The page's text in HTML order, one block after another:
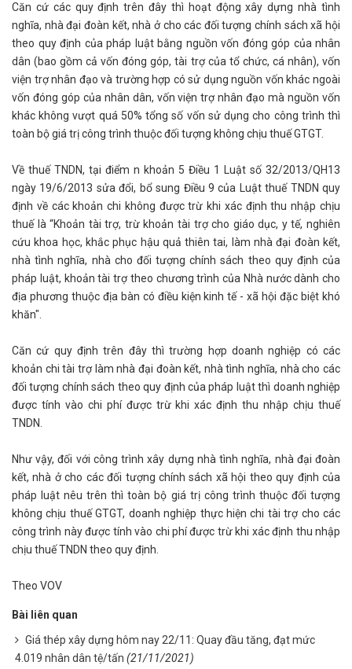
Căn cứ các quy định trên đây thì hoạt động xây dựng nhà tình
nghĩa, nhà đại đoàn kết, nhà ở cho các đối tượng chính sách xã hội
theo quy định của pháp luật bằng nguồn vốn đóng góp của nhân
dân (bao gồm cả vốn đóng góp, tài trợ của tổ chức, cá nhân), vốn
viện trợ nhân đạo và trường hợp có sử dụng nguồn vốn khác ngoài
vốn đóng góp của nhân dân, vốn viện trợ nhân đạo mà nguồn vốn
khác không vượt quá 50% tổng số vốn sử dụng cho công trình thì
toàn bộ giá trị công trình thuộc đối tượng không chịu thuế GTGT.
Về thuế TNDN, tại điểm n khoản 5 Điều 1 Luật số 32/2013/QH13
ngày 19/6/2013 sửa đổi, bổ sung Điều 9 của Luật thuế TNDN quy
định về các khoản chi không được trừ khi xác định thu nhập chịu
thuế là “Khoản tài trợ, trừ khoản tài trợ cho giáo dục, y tế, nghiên
cứu khoa học, khắc phục hậu quả thiên tai, làm nhà đại đoàn kết,
nhà tình nghĩa, nhà cho đối tượng chính sách theo quy định của
pháp luật, khoản tài trợ theo chương trình của Nhà nước dành cho
địa phương thuộc địa bàn có điều kiện kinh tế - xã hội đặc biệt khó
khăn".
Căn cứ quy định trên đây thì trường hợp doanh nghiệp có các
khoản chi tài trợ làm nhà đại đoàn kết, nhà tình nghĩa, nhà cho các
đối tượng chính sách theo quy định của pháp luật thì doanh nghiệp
được tính vào chi phí được trừ khi xác định thu nhập chịu thuế
TNDN.
Như vậy, đối với công trình xây dựng nhà tình nghĩa, nhà đại đoàn
kết, nhà ở cho các đối tượng chính sách xã hội theo quy định của
pháp luật nêu trên thì toàn bộ giá trị công trình thuộc đối tượng
không chịu thuế GTGT, doanh nghiệp thực hiện chi tài trợ cho các
công trình này được tính vào chi phí được trừ khi xác định thu nhập
chịu thuế TNDN theo quy định.
Theo VOV
Bài liên quan
Giá thép xây dựng hôm nay 22/11: Quay đầu tăng, đạt mức
4.019 nhân dân tệ/tấn (21/11/2021)